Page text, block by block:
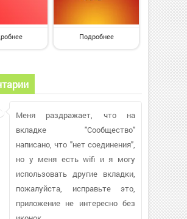
Подробнее
Меня раздражает, что на
вкладке "Сообщество"
написано, что "нет соединения",
но у меня есть wifi и я могу
использовать другие вкладки,
пожалуйста, исправьте это,
приложение не интересно без